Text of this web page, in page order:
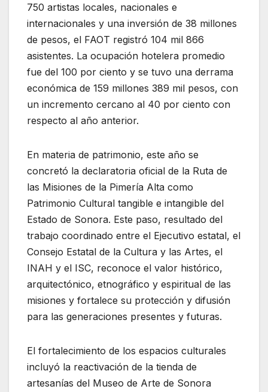
750 artistas locales, nacionales e
internacionales y una inversión de 38 millones
de pesos, el FAOT registró 104 mil 866
asistentes. La ocupación hotelera promedio
fue del 100 por ciento y se tuvo una derrama
económica de 159 millones 389 mil pesos, con
un incremento cercano al 40 por ciento con
respecto al año anterior.
En materia de patrimonio, este año se
concretó la declaratoria oficial de la Ruta de
las Misiones de la Pimería Alta como
Patrimonio Cultural tangible e intangible del
Estado de Sonora. Este paso, resultado del
trabajo coordinado entre el Ejecutivo estatal, el
Consejo Estatal de la Cultura y las Artes, el
INAH y el ISC, reconoce el valor histórico,
arquitectónico, etnográfico y espiritual de las
misiones y fortalece su protección y difusión
para las generaciones presentes y futuras.
El fortalecimiento de los espacios culturales
incluyó la reactivación de la tienda de
artesanías del Museo de Arte de Sonora